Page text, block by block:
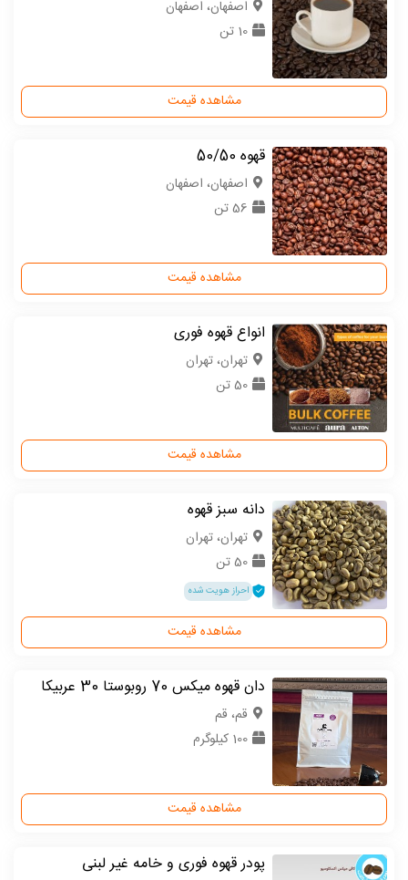
اصفهان، اصفهان
10 تن
مشاهده قیمت
قهوه 50/50
اصفهان، اصفهان
56 تن
مشاهده قیمت
انواع قهوه فوری
تهران، تهران
50 تن
مشاهده قیمت
دانه سبز قهوه
تهران، تهران
50 تن
احراز هویت شده
مشاهده قیمت
دان قهوه میکس 70 روبوستا 30 عربیکا
قم، قم
100 کیلوگرم
مشاهده قیمت
پودر قهوه فوری و خامه غیر لبنی